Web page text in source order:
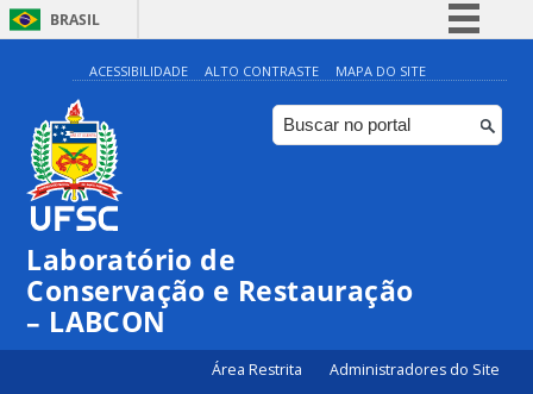
BRASIL
Simplifique!
Comunica BR
Participe
ACESSIBILIDADE ALTO CONTRASTE MAPA DO SITE
Laboratório de
Conservação e Restauração
– LABCON
Área Restrita Administradores do Site